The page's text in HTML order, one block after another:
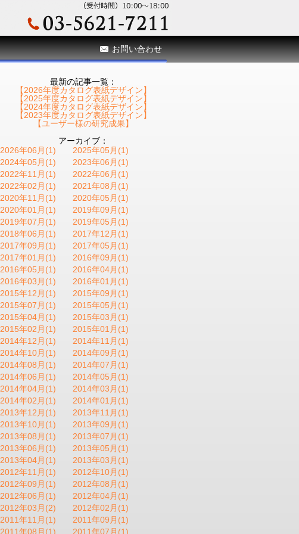
お問い合わせ
最新の記事一覧：
【2026年度カタログ表紙デザイン】
【2025年度カタログ表紙デザイン】
【2024年度カタログ表紙デザイン】
【2023年度カタログ表紙デザイン】
【ユーザー様の研究成果】
アーカイブ：
2026年06月(1)
2025年05月(1)
2024年05月(1)
2023年06月(1)
2022年11月(1)
2022年06月(1)
2022年02月(1)
2021年08月(1)
2020年11月(1)
2020年05月(1)
2020年01月(1)
2019年09月(1)
2019年07月(1)
2019年05月(1)
2018年06月(1)
2017年12月(1)
2017年09月(1)
2017年05月(1)
2017年01月(1)
2016年09月(1)
2016年05月(1)
2016年04月(1)
2016年03月(1)
2016年01月(1)
2015年12月(1)
2015年09月(1)
2015年07月(1)
2015年05月(1)
2015年04月(1)
2015年03月(1)
2015年02月(1)
2015年01月(1)
2014年12月(1)
2014年11月(1)
2014年10月(1)
2014年09月(1)
2014年08月(1)
2014年07月(1)
2014年06月(1)
2014年05月(1)
2014年04月(1)
2014年03月(1)
2014年02月(1)
2014年01月(1)
2013年12月(1)
2013年11月(1)
2013年10月(1)
2013年09月(1)
2013年08月(1)
2013年07月(1)
2013年06月(1)
2013年05月(1)
2013年04月(1)
2013年03月(1)
2012年11月(1)
2012年10月(1)
2012年09月(1)
2012年08月(1)
2012年06月(1)
2012年04月(1)
2012年03月(2)
2012年02月(1)
2011年11月(1)
2011年09月(1)
2011年08月(1)
2011年07月(1)